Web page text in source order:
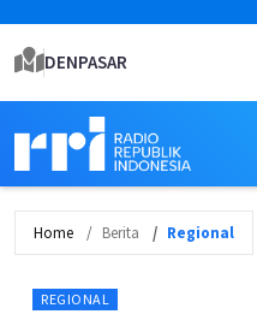
DENPASAR
Home Berita Regional
REGIONAL